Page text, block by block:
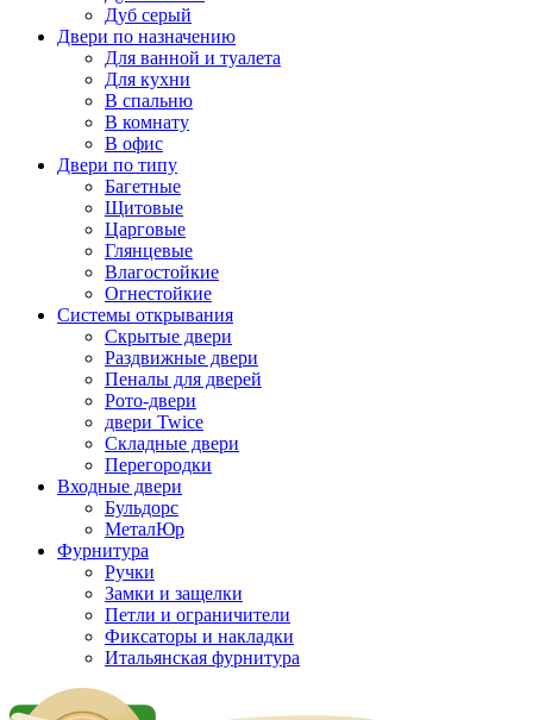
Дуб серый
Двери по назначению
Для ванной и туалета
Для кухни
В спальню
В комнату
В офис
Двери по типу
Багетные
Щитовые
Царговые
Глянцевые
Влагостойкие
Огнестойкие
Системы открывания
Скрытые двери
Раздвижные двери
Пеналы для дверей
Рото-двери
двери Twice
Складные двери
Перегородки
Входные двери
Бульдорс
МеталЮр
Фурнитура
Ручки
Замки и защелки
Петли и ограничители
Фиксаторы и накладки
Итальянская фурнитура